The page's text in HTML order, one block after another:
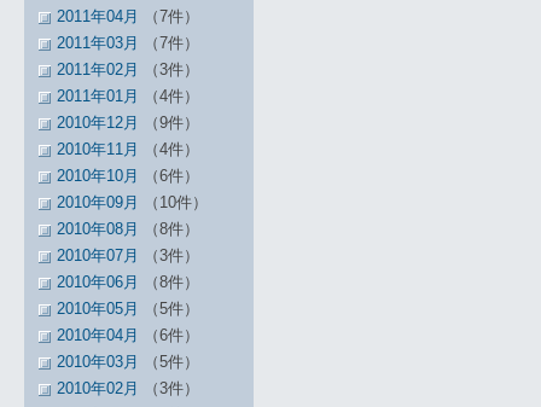
2011年04月
（7件）
2011年03月
（7件）
2011年02月
（3件）
2011年01月
（4件）
2010年12月
（9件）
2010年11月
（4件）
2010年10月
（6件）
2010年09月
（10件）
2010年08月
（8件）
2010年07月
（3件）
2010年06月
（8件）
2010年05月
（5件）
2010年04月
（6件）
2010年03月
（5件）
2010年02月
（3件）